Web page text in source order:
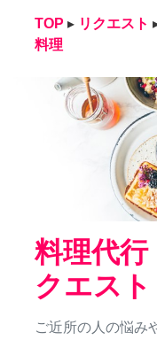
TOP ▸ リクエスト
料理
料理代行
クエスト
ご近所の人の悩み